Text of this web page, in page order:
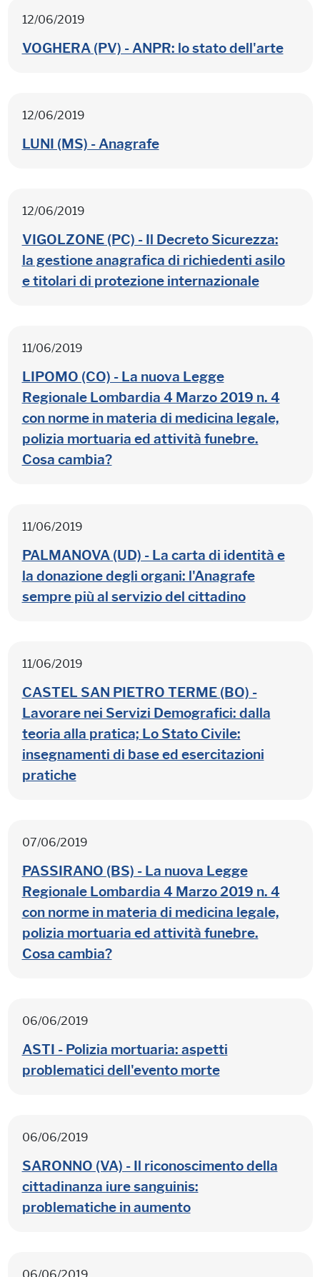
12/06/2019
VOGHERA (PV) - ANPR: lo stato dell'arte
12/06/2019
LUNI (MS) - Anagrafe
12/06/2019
VIGOLZONE (PC) - Il Decreto Sicurezza:
la gestione anagrafica di richiedenti asilo
e titolari di protezione internazionale
11/06/2019
LIPOMO (CO) - La nuova Legge
Regionale Lombardia 4 Marzo 2019 n. 4
con norme in materia di medicina legale,
polizia mortuaria ed attività funebre.
Cosa cambia?
11/06/2019
PALMANOVA (UD) - La carta di identità e
la donazione degli organi: l'Anagrafe
sempre più al servizio del cittadino
11/06/2019
CASTEL SAN PIETRO TERME (BO) -
Lavorare nei Servizi Demografici: dalla
teoria alla pratica; Lo Stato Civile:
insegnamenti di base ed esercitazioni
pratiche
07/06/2019
PASSIRANO (BS) - La nuova Legge
Regionale Lombardia 4 Marzo 2019 n. 4
con norme in materia di medicina legale,
polizia mortuaria ed attività funebre.
Cosa cambia?
06/06/2019
ASTI - Polizia mortuaria: aspetti
problematici dell'evento morte
06/06/2019
SARONNO (VA) - Il riconoscimento della
cittadinanza iure sanguinis:
problematiche in aumento